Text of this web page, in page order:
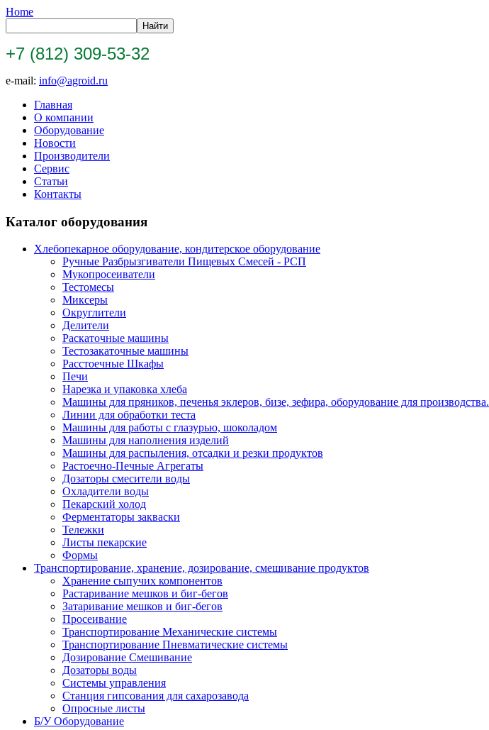
Home
+7 (812) 309-53-32
e-mail: info@agroid.ru
Главная
О компании
Оборудование
Новости
Производители
Сервис
Статьи
Контакты
Каталог оборудования
Хлебопекарное оборудование, кондитерское оборудование
Ручные Разбрызгиватели Пищевых Смесей - РСП
Мукопросеиватели
Тестомесы
Миксеры
Округлители
Делители
Раскаточные машины
Тестозакаточные машины
Расстоечные Шкафы
Печи
Нарезка и упаковка хлеба
Машины для пряников, печенья эклеров, бизе, зефира, оборудование для производства.
Линии для обработки теста
Машины для работы с глазурью, шоколадом
Машины для наполнения изделий
Машины для распыления, отсадки и резки продуктов
Растоечно-Печные Агрегаты
Дозаторы смесители воды
Охладители воды
Пекарский холод
Ферментаторы закваски
Тележки
Листы пекарские
Формы
Транспортирование, хранение, дозирование, смешивание продуктов
Хранение сыпучих компонентов
Растаривание мешков и биг-бегов
Затаривание мешков и биг-бегов
Просеивание
Транспортирование Механические системы
Транспортирование Пневматические системы
Дозирование Смешивание
Дозаторы воды
Системы управления
Станция гипсования для сахарозавода
Опросные листы
Б/У Оборудование